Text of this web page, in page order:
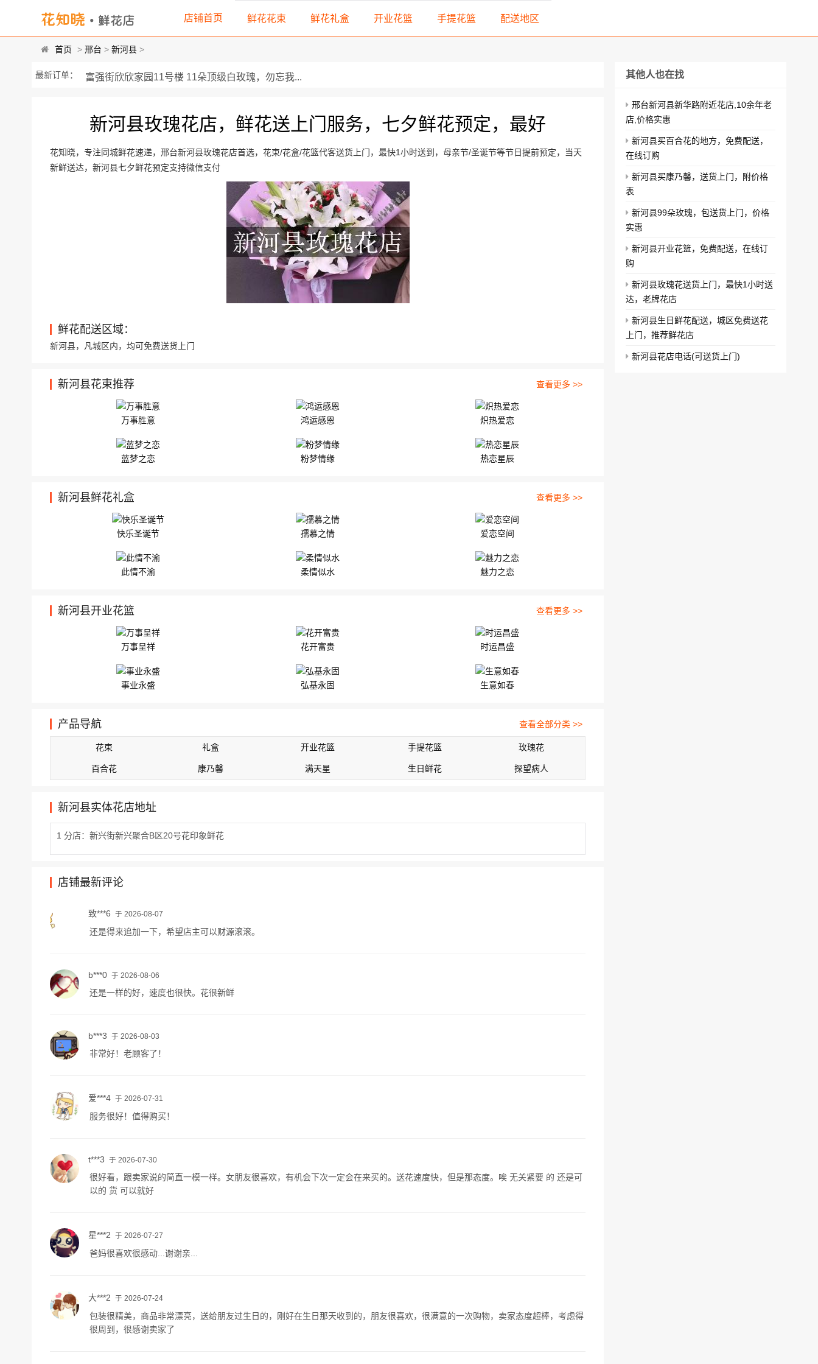
店铺首页 鲜花花束 鲜花礼盒 开业花篮 手提花篮 配送地区
首页 > 邢台 > 新河县 >
最新订单： 富强街欣欣家园11号楼 11朵顶级白玫瑰，勿忘我...
新兴街与光明路交叉口德乾认证咨询工作室 33朵精选红玫瑰，搭配顶...
河北省邢台市新河县南关街南口 由33枝粉玫瑰，外围黄莺而成
河北省邢台市新河县兄弟超市对过 店名... 各色扶郎花，绿叶间插，...
新河县苗家庄 靓丽红玫瑰33枝，精选黄...
新河县乐购服饰生活馆 11枝顶级红玫瑰,黄莺间插...
新河县玫瑰花店，鲜花送上门服务，七夕鲜花预定，最好
花知晓，专注同城鲜花速递，邢台新河县玫瑰花店首选，花束/花盒/花篮代客送货上门，最快1小时送到，母亲节/圣诞节等节日提前预定，当天
新鲜送达，新河县七夕鲜花预定支持微信支付
鲜花配送区域：
新河县，凡城区内，均可免费送货上门
新河县花束推荐 查看更多 >>
万事胜意 鸿运感恩 炽热爱恋
蓝梦之恋 粉梦情缘 热恋星辰
新河县鲜花礼盒 查看更多 >>
快乐圣诞节 孺慕之情 爱恋空间
此情不渝 柔情似水 魅力之恋
新河县开业花篮 查看更多 >>
万事呈祥 花开富贵 时运昌盛
事业永盛 弘基永固 生意如春
产品导航 查看全部分类 >>
花束 礼盒 开业花篮 手提花篮 玫瑰花
百合花 康乃馨 满天星 生日鲜花 探望病人
新河县实体花店地址
1 分店：新兴街新兴聚合B区20号花印象鲜花
店铺最新评论
致***6 于 2026-08-07
还是得来追加一下，希望店主可以财源滚滚。
b***0 于 2026-08-06
还是一样的好，速度也很快。花很新鲜
b***3 于 2026-08-03
非常好！老顾客了！
爱***4 于 2026-07-31
服务很好！值得购买！
t***3 于 2026-07-30
很好看，跟卖家说的简直一模一样。女朋友很喜欢，有机会下次一定会在来买的。送花速度快，但是那态度。唉 无关紧要 的 还是可
以的 货 可以就好
星***2 于 2026-07-27
爸妈很喜欢很感动...谢谢亲...
大***2 于 2026-07-24
包装很精美，商品非常漂亮，送给朋友过生日的，刚好在生日那天收到的，朋友很喜欢，很满意的一次购物，卖家态度超棒，考虑得
很周到，很感谢卖家了
其他人也在找
邢台新河县新华路附近花店,10余年老
店,价格实惠
新河县买百合花的地方，免费配送，
在线订购
新河县买康乃馨，送货上门，附价格
表
新河县99朵玫瑰，包送货上门，价格
实惠
新河县开业花篮，免费配送，在线订
购
新河县玫瑰花送货上门，最快1小时送
达，老牌花店
新河县生日鲜花配送，城区免费送花
上门，推荐鲜花店
新河县花店电话(可送货上门)